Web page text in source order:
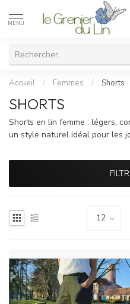
MENU
Accueil / Femmes / Shorts
SHORTS
Shorts en lin femme : légers,
un style naturel idéal pour les